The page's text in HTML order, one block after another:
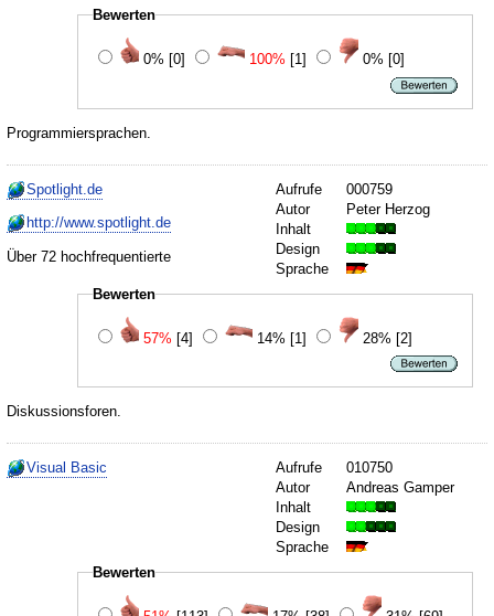
Bewerten
0% [0] 100% [1] 0% [0]
Programmiersprachen.
Aufrufe
000759
Autor
Peter Herzog
Inhalt
Design
Sprache
Bewerten
57% [4] 14% [1] 28% [2]
Spotlight.de
http://www.spotlight.de
Über 72 hochfrequentierte
Diskussionsforen.
Aufrufe
010750
Autor
Andreas Gamper
Inhalt
Design
Sprache
Bewerten
Visual Basic